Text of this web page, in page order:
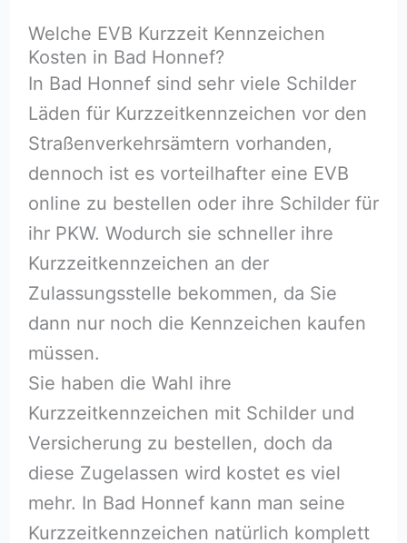
Welche EVB Kurzzeit Kennzeichen
Kosten in Bad Honnef?
In Bad Honnef sind sehr viele Schilder
Läden für Kurzzeitkennzeichen vor den
Straßenverkehrsämtern vorhanden,
dennoch ist es vorteilhafter eine EVB
online zu bestellen oder ihre Schilder für
ihr PKW. Wodurch sie schneller ihre
Kurzzeitkennzeichen an der
Zulassungsstelle bekommen, da Sie
dann nur noch die Kennzeichen kaufen
müssen.
Sie haben die Wahl ihre
Kurzzeitkennzeichen mit Schilder und
Versicherung zu bestellen, doch da
diese Zugelassen wird kostet es viel
mehr. In Bad Honnef kann man seine
Kurzzeitkennzeichen natürlich komplett